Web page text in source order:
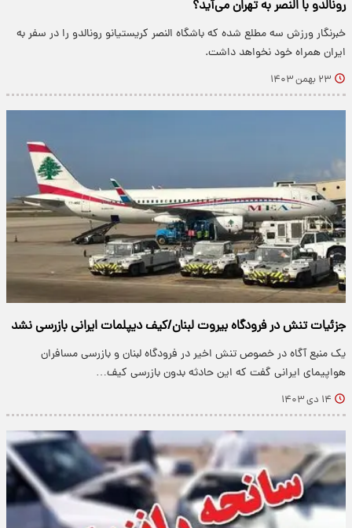
رونالدو با النصر به تهران می‌آید؟
خبرنگار ورزش سه مطلع شده که باشگاه النصر کریستیانو رونالدو را در سفر به
ایران همراه خود نخواهد داشت.
۲۳ بهمن ۱۴۰۳
جزئیات تنش در فرودگاه بیروت لبنان/کیف دیپلمات ایرانی بازرسی نشد
یک منبع آگاه در خصوص تنش اخیر در فرودگاه لبنان و بازرسی مسافران
هواپیمای ایرانی گفت که این حادثه بدون بازرسی کیف…
۱۴ دی ۱۴۰۳